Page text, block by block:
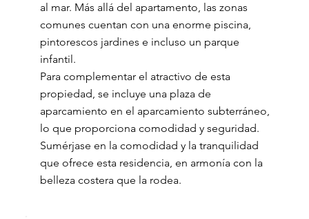
al mar. Más allá del apartamento, las zonas
comunes cuentan con una enorme piscina,
pintorescos jardines e incluso un parque
infantil.
Para complementar el atractivo de esta
propiedad, se incluye una plaza de
aparcamiento en el aparcamiento subterráneo,
lo que proporciona comodidad y seguridad.
Sumérjase en la comodidad y la tranquilidad
que ofrece esta residencia, en armonía con la
belleza costera que la rodea.